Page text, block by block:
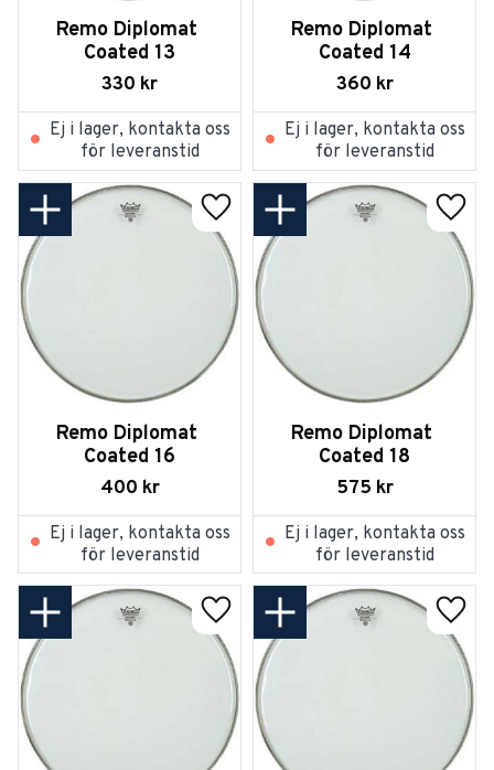
Remo Diplomat
Coated 13
330 kr
Ej i lager, kontakta oss
för leveranstid
Remo Diplomat
Coated 14
360 kr
Ej i lager, kontakta oss
för leveranstid
Remo Diplomat
Coated 16
400 kr
Lägg till i favoriter
Ej i lager, kontakta oss
för leveranstid
Remo Diplomat
Coated 18
575 kr
Ej i lager, kontakta oss
för leveranstid
Lägg till i favoriter